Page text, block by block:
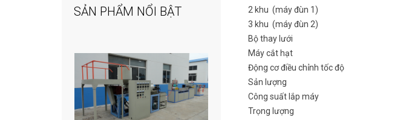
2 khu (máy đùn 1)
3 khu (máy đùn 2)
Bộ thay lưới
Máy cắt hạt
Động cơ điều chỉnh tốc độ
Sản lượng
Công suất lắp máy
Trọng lượng
SẢN PHẨM NỔI BẬT